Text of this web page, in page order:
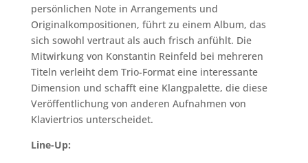
persönlichen Note in Arrangements und
Originalkompositionen, führt zu einem Album, das
sich sowohl vertraut als auch frisch anfühlt. Die
Mitwirkung von Konstantin Reinfeld bei mehreren
Titeln verleiht dem Trio-Format eine interessante
Dimension und schafft eine Klangpalette, die diese
Veröffentlichung von anderen Aufnahmen von
Klaviertrios unterscheidet.
Line-Up: